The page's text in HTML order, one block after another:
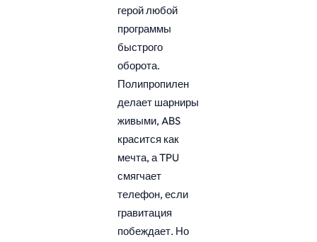
герой любой
программы
быстрого
оборота.
Полипропилен
делает шарниры
живыми, ABS
красится как
мечта, а TPU
смягчает
телефон, если
гравитация
побеждает. Но